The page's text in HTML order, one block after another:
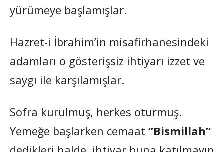
yürümeye başlamışlar.
Hazret-i İbrahim’in misafirhanesindeki
adamları o gösterişsiz ihtiyarı izzet ve
saygı ile karşılamışlar.
Sofra kurulmuş, herkes oturmuş.
Yemeğe başlarken cemaat ”Bismillah”